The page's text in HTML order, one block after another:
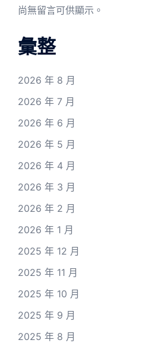
尚無留言可供顯示。
彙整
2026 年 8 月
2026 年 7 月
2026 年 6 月
2026 年 5 月
2026 年 4 月
2026 年 3 月
2026 年 2 月
2026 年 1 月
2025 年 12 月
2025 年 11 月
2025 年 10 月
2025 年 9 月
2025 年 8 月